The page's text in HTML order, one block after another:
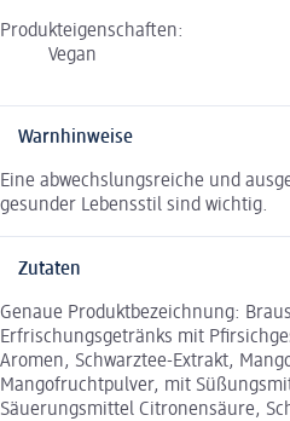
Produkteigenschaften:
Vegan
Warnhinweise
Eine abwechslungsreiche und
gesunder Lebensstil sind wichtig.
Zutaten
Genaue Produktbezeichnung:
Erfrischungsgetränks mit
Aromen, Schwarztee-Extrakt,
Mangofruchtpulver, mit
Säuerungsmittel Citronensäure,